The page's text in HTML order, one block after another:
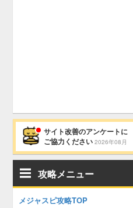
サイト改善のアンケートに
ご協力ください 2026年08月
攻略メニュー
メジャスピ攻略TOP